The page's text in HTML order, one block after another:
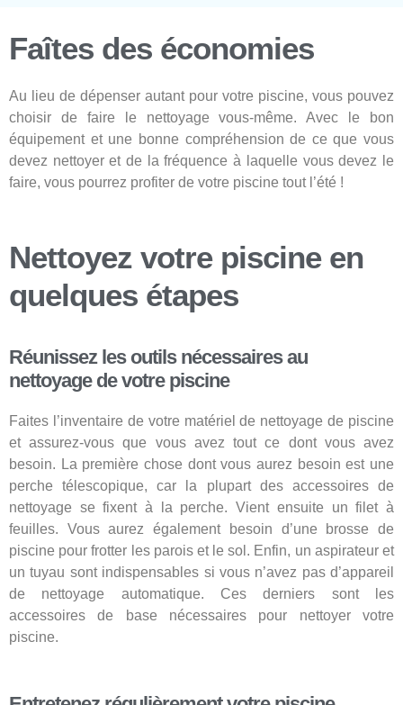
Faîtes des économies
Au lieu de dépenser autant pour votre piscine, vous pouvez
choisir de faire le nettoyage vous-même. Avec le bon
équipement et une bonne compréhension de ce que vous
devez nettoyer et de la fréquence à laquelle vous devez le
faire, vous pourrez profiter de votre piscine tout l’été !
Nettoyez votre piscine en
quelques étapes
Réunissez les outils nécessaires au
nettoyage de votre piscine
Faites l’inventaire de votre matériel de nettoyage de piscine
et assurez-vous que vous avez tout ce dont vous avez
besoin. La première chose dont vous aurez besoin est une
perche télescopique, car la plupart des accessoires de
nettoyage se fixent à la perche. Vient ensuite un filet à
feuilles. Vous aurez également besoin d’une brosse de
piscine pour frotter les parois et le sol. Enfin, un aspirateur et
un tuyau sont indispensables si vous n’avez pas d’appareil
de nettoyage automatique. Ces derniers sont les
accessoires de base nécessaires pour nettoyer votre
piscine.